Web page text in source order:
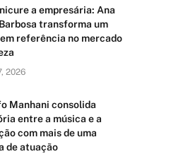
a empresária: Ana
transforma um
referência no mercado
2026
Manhani consolida
entre a música e a
com mais de uma
de atuação